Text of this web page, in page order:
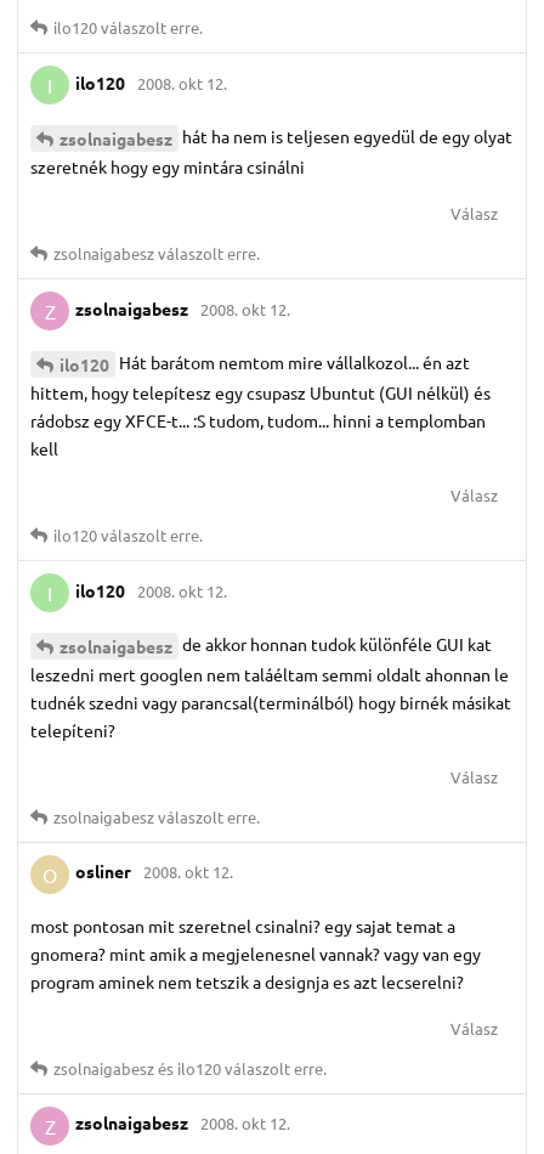
ilo120válaszolt erre.
I ilo120 2008. okt 12.
zsolnaigabesz hát ha nem is teljesen egyedül de egy olyat
szeretnék hogy egy mintára csinálni
Válasz
zsolnaigabeszválaszolt erre.
Z zsolnaigabesz 2008. okt 12.
ilo120 Hát barátom nemtom mire vállalkozol... én azt
hittem, hogy telepítesz egy csupasz Ubuntut (GUI nélkül) és
rádobsz egy XFCE-t... :S tudom, tudom... hinni a templomban
kell
Válasz
ilo120válaszolt erre.
I ilo120 2008. okt 12.
zsolnaigabesz de akkor honnan tudok különféle GUI kat
leszedni mert googlen nem taláéltam semmi oldalt ahonnan le
tudnék szedni vagy parancsal(terminálból) hogy birnék másikat
telepíteni?
Válasz
zsolnaigabeszválaszolt erre.
O osliner 2008. okt 12.
most pontosan mit szeretnel csinalni? egy sajat temat a
gnomera? mint amik a megjelenesnel vannak? vagy van egy
program aminek nem tetszik a designja es azt lecserelni?
Válasz
zsolnaigabeszés ilo120válaszolt erre.
Z zsolnaigabesz 2008. okt 12.